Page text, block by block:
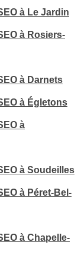
à Le Jardin
à Rosiers-
à Darnets
à Égletons
à
à Soudeilles
à Péret-Bel-
à Chapelle-